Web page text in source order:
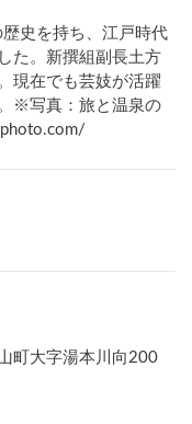
史を持ち、江戸時代
た。新撰組副長土方
現在でも芸妓が活躍
※写真：旅と温泉の
町大字湯本川向200